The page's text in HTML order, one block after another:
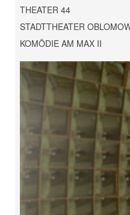
THEATER 44
STADTTHEATER
KOMÖDIE AM MAX II